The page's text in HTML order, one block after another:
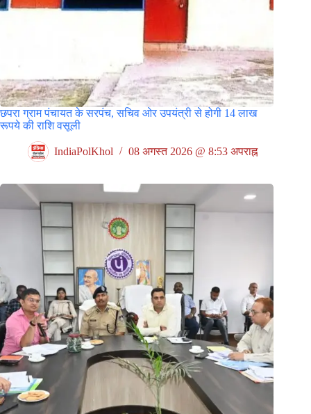
छपरा ग्राम पंचायत के सरपंच, सचिव ओर उपयंत्री से होगी 14 लाख
रूपये की राशि वसूली
IndiaPolKhol 08 अगस्त 2026 @ 8:53 अपराह्न